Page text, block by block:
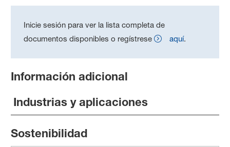
Inicie sesión para ver la lista completa de
documentos disponibles o regístrese
aquí.
Información adicional
Industrias y aplicaciones
Sostenibilidad